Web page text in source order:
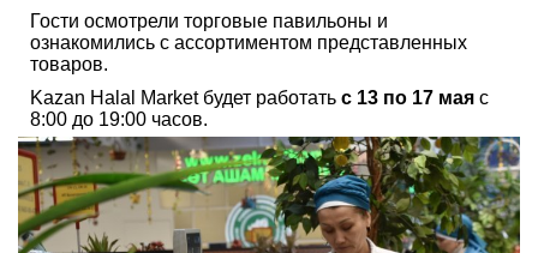
Гости осмотрели торговые павильоны и
ознакомились с ассортиментом представленных
товаров.
Kazan Halal Market будет работать с 13 по 17 мая с
8:00 до 19:00 часов.